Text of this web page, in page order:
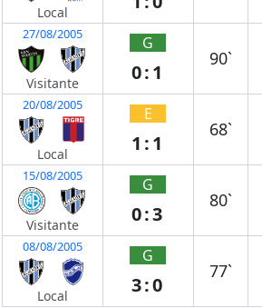
Local
27/08/2005
Visitante
G
0:1
90`
20/08/2005
Local
E
1:1
68`
15/08/2005
Visitante
G
0:3
80`
08/08/2005
Local
G
3:0
77`